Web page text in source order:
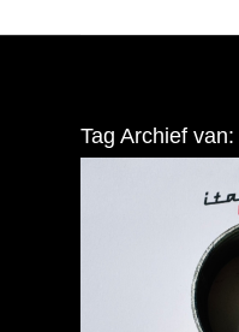
Tag Archief van: